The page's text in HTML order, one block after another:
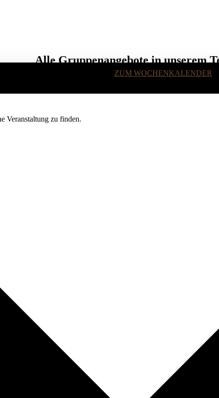
Alle Gruppenangebote in unserem
ZUM WOCHENKALENDER
Veranstaltung zu finden.